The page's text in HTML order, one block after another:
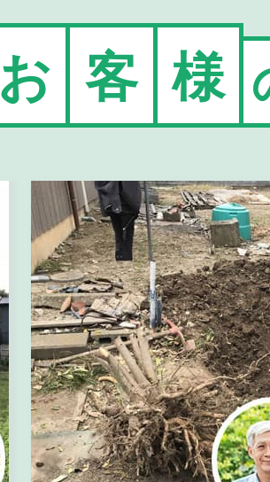
お 客 様